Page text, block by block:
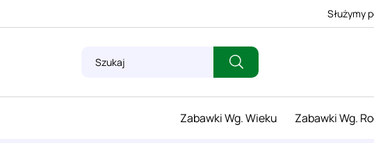
Służymy
Zabawki Wg. Wieku Zabawki Wg.